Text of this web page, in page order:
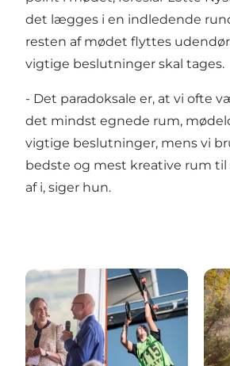
det lægges i en indledende
resten af mødet flyttes
vigtige beslutninger skal tages.
- Det paradoksale er, at vi ofte
det mindst egnede rum,
vigtige beslutninger, mens vi
bedste og mest kreative rum til
af i, siger hun.